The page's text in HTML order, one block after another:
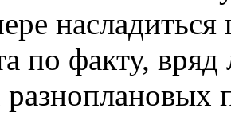
по факту, вряд